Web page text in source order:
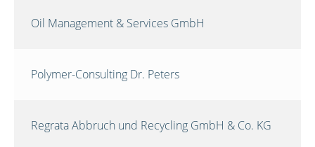
Oil Management & Services GmbH
Polymer-Consulting Dr. Peters
Regrata Abbruch und Recycling GmbH & Co. KG